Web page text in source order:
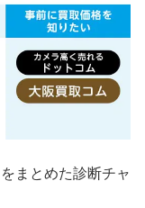
まとめた診断チャ